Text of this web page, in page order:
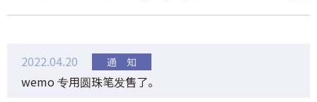
2022.04.20
wemo 专用圆珠笔发售了。